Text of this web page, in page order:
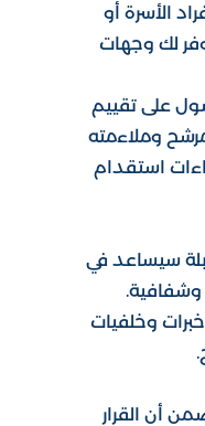
الأسرة أو
لك وجهات
على تقييم
وملاءمته
استقدام
سيساعد في
وشفافية.
وخلفيات
أن القرار